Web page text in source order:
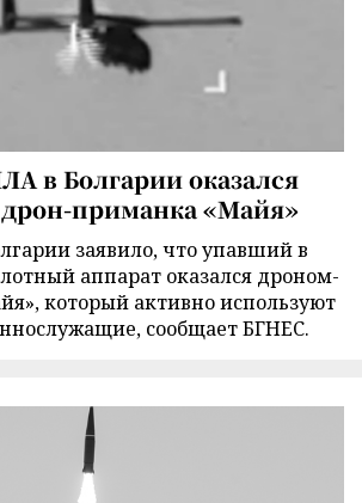
в Болгарии оказался
приманка «Майя»
заявило, что упавший в
аппарат оказался дроном-
который активно используют
сообщает БГНЕС.